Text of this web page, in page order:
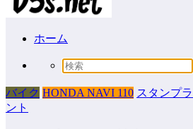
ホーム
バイク HONDA NAVI 110 スタンプ
ント